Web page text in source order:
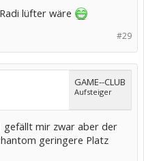
lüfter wäre
#29
GAME--CLUB
Aufsteiger
gefällt mir zwar aber der
geringere Platz